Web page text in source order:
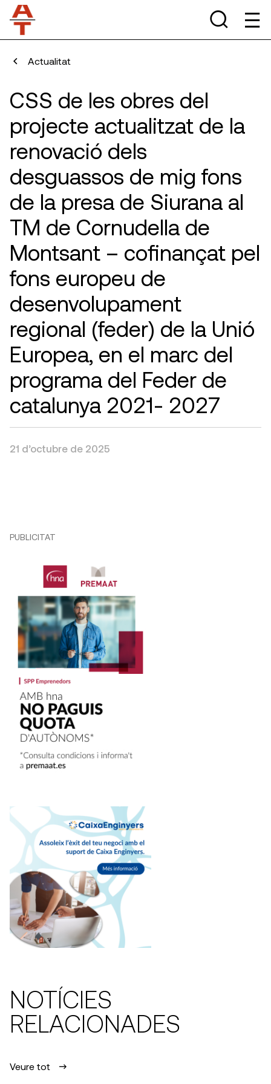
Actualitat
CSS de les obres del
projecte actualitzat de la
renovació dels
desguassos de mig fons
de la presa de Siurana al
TM de Cornudella de
Montsant – cofinançat pel
fons europeu de
desenvolupament
regional (feder) de la Unió
Europea, en el marc del
programa del Feder de
catalunya 2021- 2027
21 d’octubre de 2025
PUBLICITAT
NOTÍCIES
RELACIONADES
Veure tot